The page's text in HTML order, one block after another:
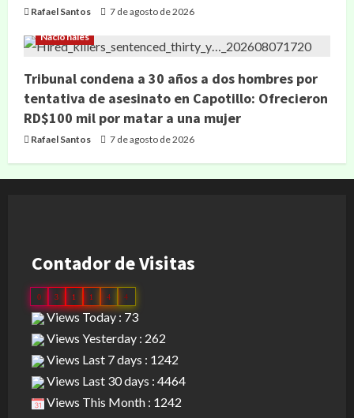
Rafael Santos 7 de agosto de 2026
Nacionales
Tribunal condena a 30 años a dos hombres por
tentativa de asesinato en Capotillo: Ofrecieron
RD$100 mil por matar a una mujer
Rafael Santos 7 de agosto de 2026
Contador de Visitas
0 3 1 1 4 4
Views Today : 73
Views Yesterday : 262
Views Last 7 days : 1242
Views Last 30 days : 4464
Views This Month : 1242